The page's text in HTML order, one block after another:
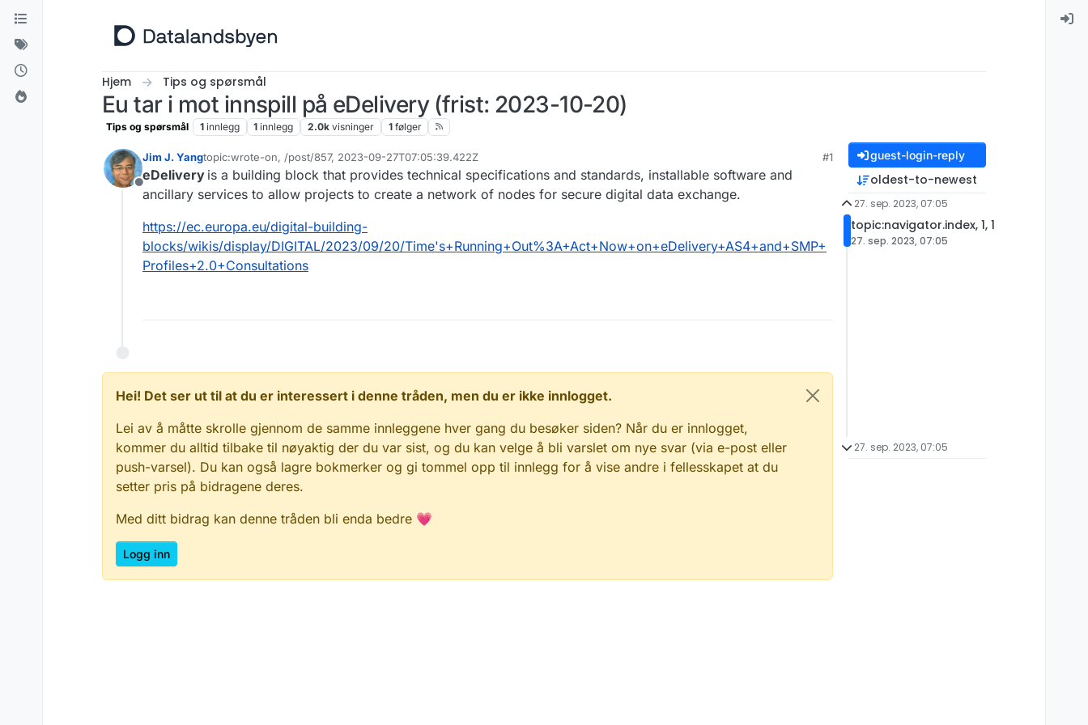
Hopp til innhold
Hjem Tips og spørsmål
Eu tar i mot innspill på eDelivery (frist: 2023-10-20)
Tips og spørsmål 1 innlegg 1 innlegg 2.0k visninger 1 følger
Frakoblet
Jim J. Yangtopic:wrote-on, /post/857, 2023-09-27T07:05:39.422Z
Sist endret av
#1
eDelivery is a building block that provides technical specifications and standards, installable software and
ancillary services to allow projects to create a network of nodes for secure digital data exchange.
https://ec.europa.eu/digital-building-
blocks/wikis/display/DIGITAL/2023/09/20/Time's+Running+Out%3A+Act+Now+on+eDelivery+AS4+and+SMP+
Profiles+2.0+Consultations
Hei! Det ser ut til at du er interessert i denne tråden, men du er ikke innlogget.
Lei av å måtte skrolle gjennom de samme innleggene hver gang du besøker siden? Når du er innlogget,
kommer du alltid tilbake til nøyaktig der du var sist, og du kan velge å bli varslet om nye svar (via e-post eller
push-varsel). Du kan også lagre bokmerker og gi tommel opp til innlegg for å vise andre i fellesskapet at du
setter pris på bidragene deres.
Med ditt bidrag kan denne tråden bli enda bedre 💗
Logg inn
guest-login-reply
oldest-to-newest
27. sep. 2023, 07:05
topic:navigator.index, 1, 1
27. sep. 2023, 07:05
27. sep. 2023, 07:05